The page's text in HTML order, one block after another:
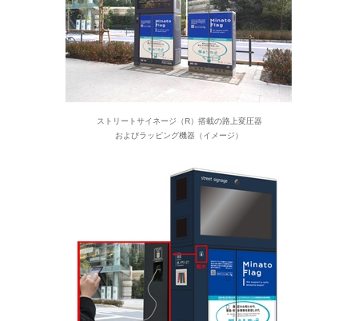
ストリートサイネージ（R）搭載の路上変圧器
およびラッピング機器（イメージ）